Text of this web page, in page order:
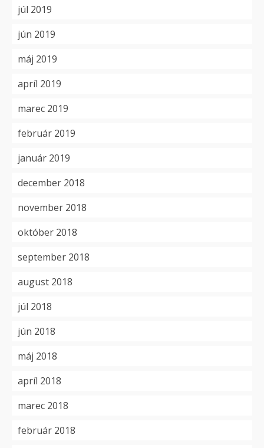
júl 2019
jún 2019
máj 2019
apríl 2019
marec 2019
február 2019
január 2019
december 2018
november 2018
október 2018
september 2018
august 2018
júl 2018
jún 2018
máj 2018
apríl 2018
marec 2018
február 2018